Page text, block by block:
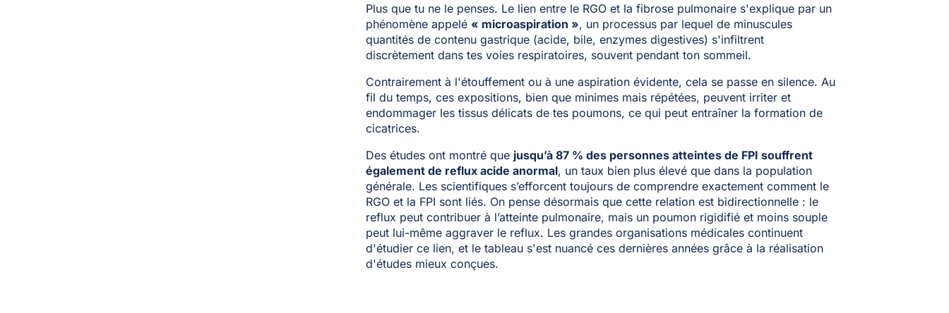
Plus que tu ne le penses. Le lien entre le RGO et la fibrose pulmonaire s'explique par un
phénomène appelé « microaspiration », un processus par lequel de minuscules
quantités de contenu gastrique (acide, bile, enzymes digestives) s'infiltrent
discrètement dans tes voies respiratoires, souvent pendant ton sommeil.
Contrairement à l'étouffement ou à une aspiration évidente, cela se passe en silence. Au
fil du temps, ces expositions, bien que minimes mais répétées, peuvent irriter et
endommager les tissus délicats de tes poumons, ce qui peut entraîner la formation de
cicatrices.
Des études ont montré que jusqu’à 87 % des personnes atteintes de FPI souffrent
également de reflux acide anormal, un taux bien plus élevé que dans la population
générale. Les scientifiques s’efforcent toujours de comprendre exactement comment le
RGO et la FPI sont liés. On pense désormais que cette relation est bidirectionnelle : le
reflux peut contribuer à l’atteinte pulmonaire, mais un poumon rigidifié et moins souple
peut lui-même aggraver le reflux. Les grandes organisations médicales continuent
d'étudier ce lien, et le tableau s'est nuancé ces dernières années grâce à la réalisation
d'études mieux conçues.